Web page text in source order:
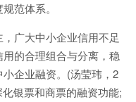
范体系。
广大中小企业信用不足
的合理组合与分离，稳
企业融资。(汤莹玮，2
银票和商票的融资功能;